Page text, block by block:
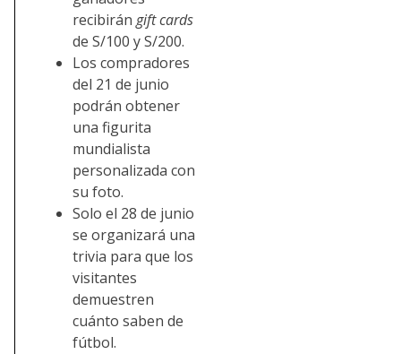
recibirán gift cards
de S/100 y S/200.
Los compradores
del 21 de junio
podrán obtener
una figurita
mundialista
personalizada con
su foto.
Solo el 28 de junio
se organizará una
trivia para que los
visitantes
demuestren
cuánto saben de
fútbol.